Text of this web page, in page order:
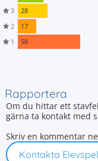
3
28
2
17
1
58
Rapportera
Om du hittar ett
gärna ta kontakt med
Skriv en kommentar
Kontakta Elevspel